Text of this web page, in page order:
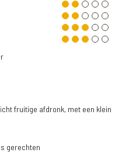
fruitige afdronk, met een klein
gerechten